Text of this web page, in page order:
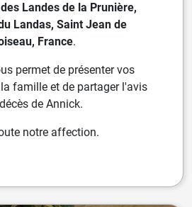
Landes de la Prunière,
Landas, Saint Jean de
France.
permet de présenter vos
famille et de partager l'avis
de Annick.
notre affection.